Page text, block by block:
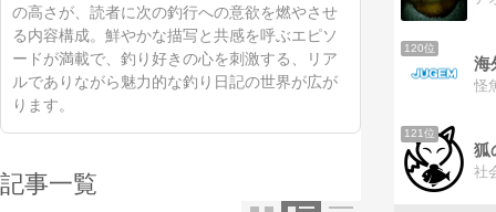
の高さが、読者に次の釣行への意欲を燃やさせ
る内容構成。鮮やかな描写と共感を呼ぶエピソ
ードが満載で、釣り好きの心を刺激する、リア
ルでありながら魅力的な釣り日記の世界が広が
ります。
記事一覧
120位
海
121位
狐